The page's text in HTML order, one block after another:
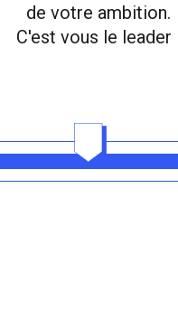
de votre ambition.
C'est vous le leader